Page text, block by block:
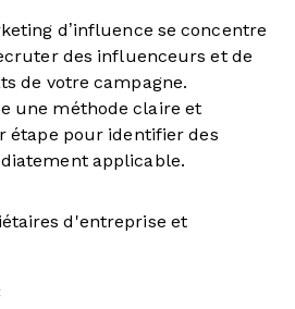
d’influence se concentre
des influenceurs et de
de votre campagne.
une méthode claire et
étape pour identifier des
applicable.
d'entreprise et